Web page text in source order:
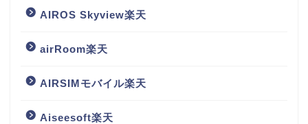
AIROS Skyview楽天
airRoom楽天
AIRSIMモバイル楽天
Aiseesoft楽天